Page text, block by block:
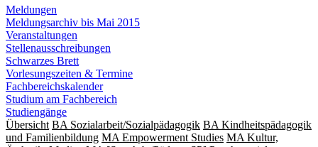
Meldungen
Meldungsarchiv bis Mai 2015
Veranstaltungen
Stellenausschreibungen
Schwarzes Brett
Vorlesungszeiten & Termine
Fachbereichskalender
Studium am Fachbereich
Studiengänge
Übersicht BA Sozialarbeit/Sozialpädagogik BA Kindheitspädagogik
und Familienbildung MA Empowerment Studies MA Kultur,